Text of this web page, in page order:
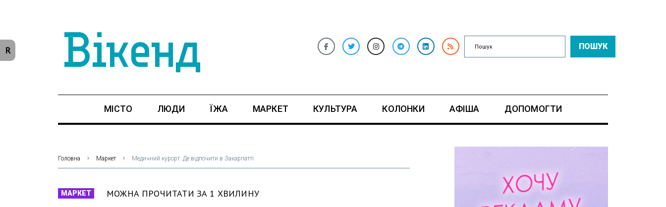
ПОШУК
МІСТО ЛЮДИ ЇЖА МАРКЕТ КУЛЬТУРА КОЛОНКИ АФІША ДОПОМОГТИ
Головна Маркет Медичний курорт. Де відпочити в Закарпатті
МАРКЕТ МОЖНА ПРОЧИТАТИ ЗА 1 ХВИЛИНУ
R